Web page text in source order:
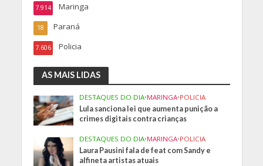
Maringa
7.914
Paraná
18
Policia
7.606
AS MAIS LIDAS
DESTAQUES DO DIA•MARINGA•POLICIA
Lula sanciona lei que aumenta punição a
crimes digitais contra crianças
DESTAQUES DO DIA•MARINGA•POLICIA
Laura Pausini fala de feat com Sandy e
alfineta artistas atuais